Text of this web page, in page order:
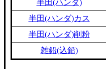
半田(ハンダ)
半田(ハンダ)カス
半田(ハンダ)削粉
雑鉛(込鉛)